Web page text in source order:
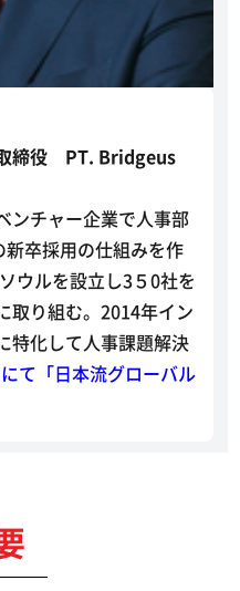
締役 PT. Bridgeus
ンチャー企業で人事部
卒採用の仕組みを作
ウルを設立し3５0社を
取り組む。2014年イン
特化して人事課題解決
て「日本流グローバル